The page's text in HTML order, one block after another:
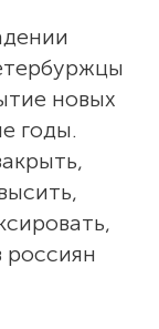
новых
годы.
россиян